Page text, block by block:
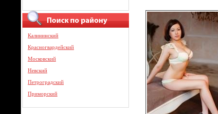
Калининский
Красногвардейский
Московский
Невский
Петроградский
Приморский